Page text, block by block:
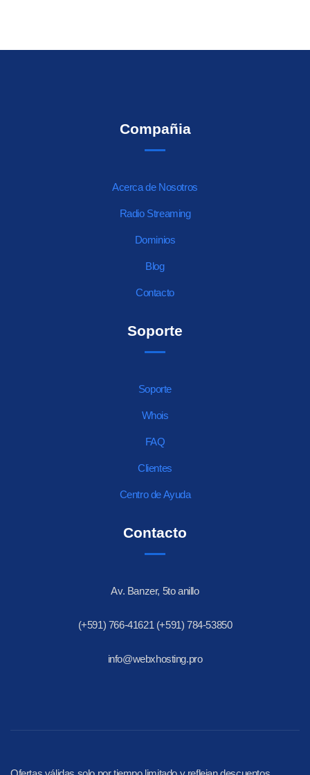
Compañia
Acerca de Nosotros
Radio Streaming
Dominios
Blog
Contacto
Soporte
Soporte
Whois
FAQ
Clientes
Centro de Ayuda
Contacto
Av. Banzer, 5to anillo
(+591) 766-41621 (+591) 784-53850
info@webxhosting.pro